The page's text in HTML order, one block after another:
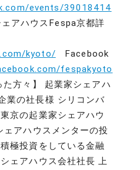
events/39018414
アハウスFespa京都詳
kyoto/ Facebook
fespakyoto
方々】 起業家シェアハ
業の社長様 シリコンバ
京の起業家シェアハウ
ェアハウスメンターの投
極投資をしている金融
ェアハウス会社社長 上